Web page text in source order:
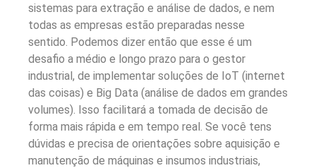
sistemas para extração e análise de dados, e nem
todas as empresas estão preparadas nesse
sentido. Podemos dizer então que esse é um
desafio a médio e longo prazo para o gestor
industrial, de implementar soluções de IoT (internet
das coisas) e Big Data (análise de dados em grandes
volumes). Isso facilitará a tomada de decisão de
forma mais rápida e em tempo real. Se você tens
dúvidas e precisa de orientações sobre aquisição e
manutenção de máquinas e insumos industriais,